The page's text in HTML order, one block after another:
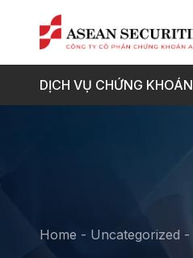
DỊCH VỤ CHỨNG KHOÁN
Home - Uncategorized -